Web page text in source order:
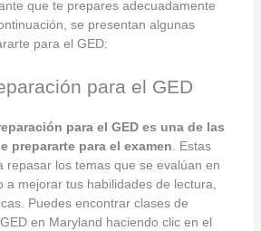
que te prepares adecuadamente
se presentan algunas
para el GED:
para el GED
para el GED es una de las
prepararte para el examen. Estas
repasar los temas que se evalúan en
a mejorar tus habilidades de lectura,
Puedes encontrar clases de
en Maryland haciendo clic en el